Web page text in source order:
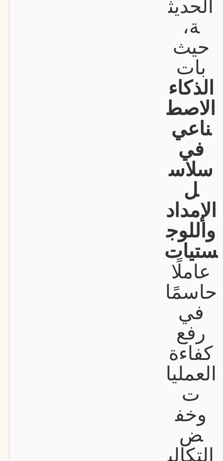
الحديث
ة،
حيث
بات
الذكاء
الاصط
ناعي
في
سلاس
ل
الإمداد
واللوج
ستيات
عاملًا
حاسمًا
في
رفع
كفاءة
العمليا
ت
وخف
ض
التكالي